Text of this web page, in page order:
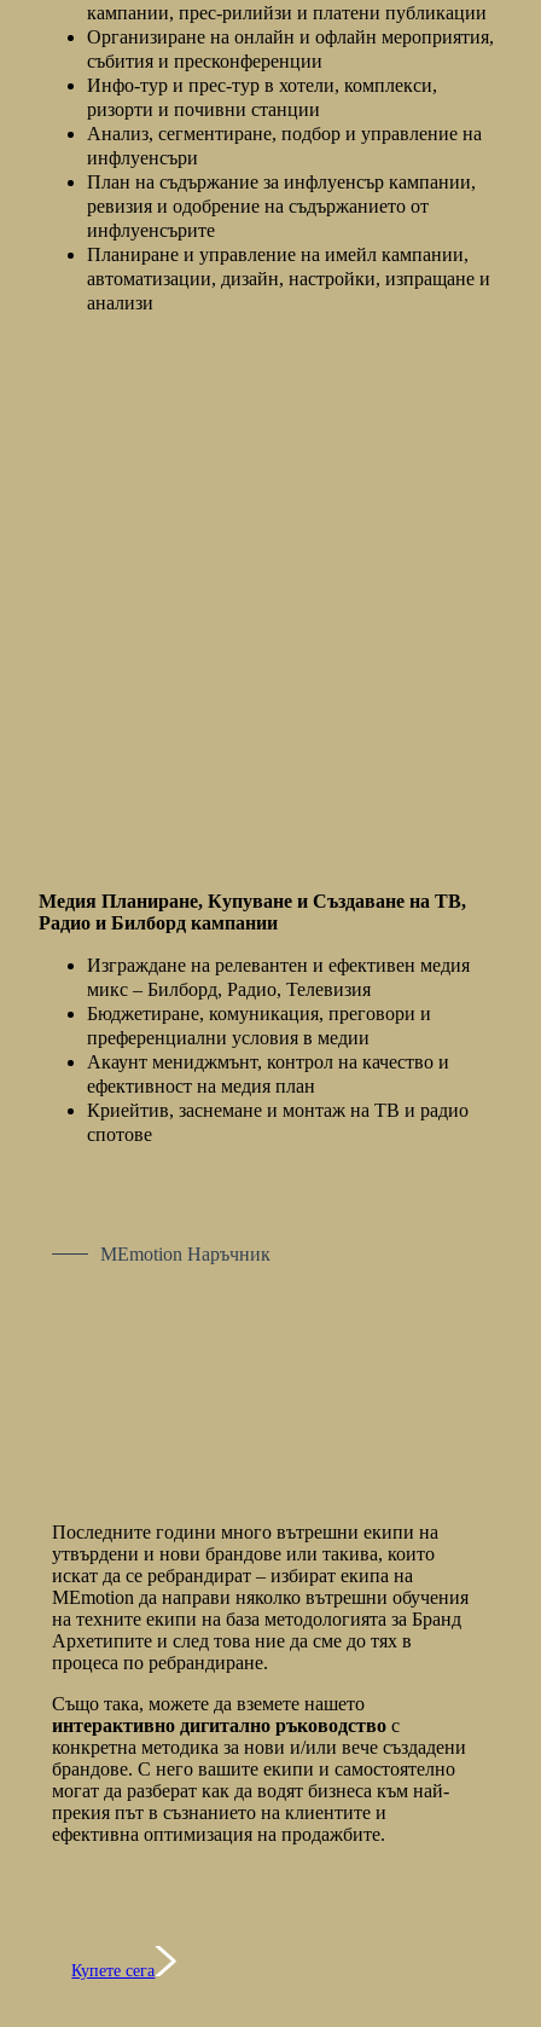
кампании, прес-рилийзи и платени публикации
Организиране на онлайн и офлайн мероприятия,
събития и пресконференции
Инфо-тур и прес-тур в хотели, комплекси,
ризорти и почивни станции
Анализ, сегментиране, подбор и управление на
инфлуенсъри
План на съдържание за инфлуенсър кампании,
ревизия и одобрение на съдържанието от
инфлуенсърите
Планиране и управление на имейл кампании,
автоматизации, дизайн, настройки, изпращане и
анализи
Медия Планиране, Купуване и Създаване на ТВ,
Радио и Билборд кампании
Изграждане на релевантен и ефективен медия
микс – Билборд, Радио, Телевизия
Бюджетиране, комуникация, преговори и
преференциални условия в медии
Акаунт мениджмънт, контрол на качество и
ефективност на медия план
Криейтив, заснемане и монтаж на ТВ и радио
спотове
MEmotion Наръчник
Последните години много вътрешни екипи на
утвърдени и нови брандове или такива, които
искат да се ребрандират – избират екипа на
MEmotion да направи няколко вътрешни обучения
на техните екипи на база методологията за Бранд
Архетипите и след това ние да сме до тях в
процеса по ребрандиране.
Също така, можете да вземете нашето
интерактивно дигитално ръководствос
конкретна методика за нови и/или вече създадени
брандове. С него вашите екипи и самостоятелно
могат да разберат как да водят бизнеса към най-
прекия път в съзнанието на клиентите и
ефективна оптимизация на продажбите.
Купете сега